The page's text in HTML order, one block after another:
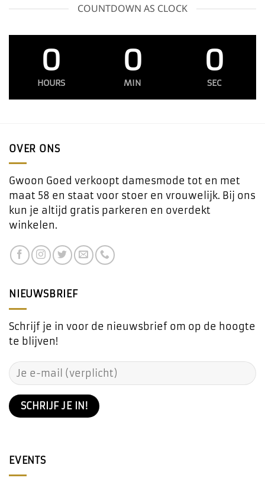
COUNTDOWN AS CLOCK
0
HOURS
0
MIN
0
SEC
OVER ONS
Gwoon Goed verkoopt damesmode tot en met
maat 58 en staat voor stoer en vrouwelijk. Bij ons
kun je altijd gratis parkeren en overdekt
winkelen.
NIEUWSBRIEF
Schrijf je in voor de nieuwsbrief om op de hoogte
te blijven!
EVENTS